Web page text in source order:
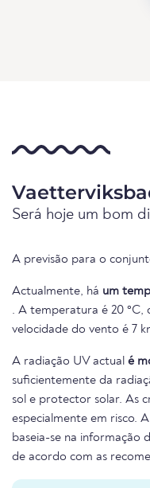
Será hoje um bom
A previsão para o
Actualmente, há um
. A temperatura é 20 °C,
velocidade do vento é 7
A radiação UV actual é
suficientemente da
sol e protector solar. As
especialmente em risco.
baseia-se na informação
de acordo com as